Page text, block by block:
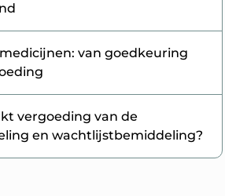
van goedkeuring
vergoeding van de
en wachtlijstbemiddeling?